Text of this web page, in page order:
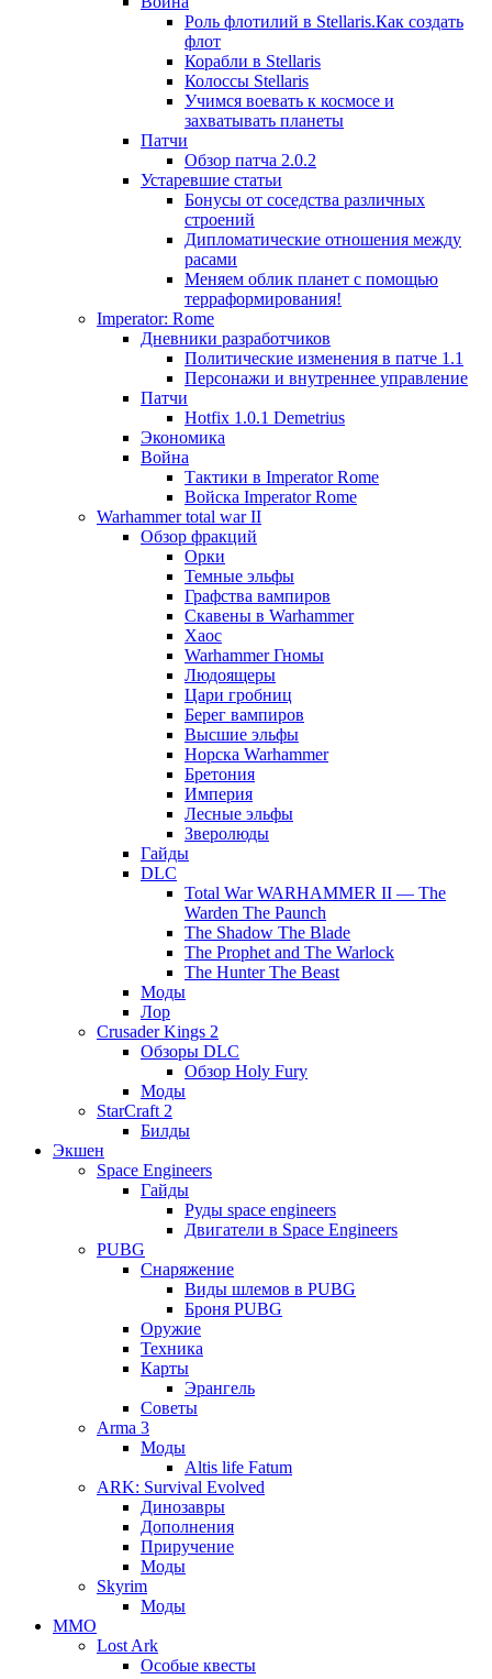
Роль флотилий в Stellaris.Как создать
флот
Корабли в Stellaris
Колоссы Stellaris
Учимся воевать к космосе и
захватывать планеты
Патчи
Обзор патча 2.0.2
Устаревшие статьи
Бонусы от соседства различных
строений
Дипломатические отношения между
расами
Меняем облик планет с помощью
терраформирования!
Imperator: Rome
Дневники разработчиков
Политические изменения в патче 1.1
Персонажи и внутреннее управление
Патчи
Hotfix 1.0.1 Demetrius
Экономика
Война
Тактики в Imperator Rome
Войска Imperator Rome
Warhammer total war II
Обзор фракций
Орки
Темные эльфы
Графства вампиров
Cкавены в Warhammer
Хаос
Warhammer Гномы
Людоящеры
Цари гробниц
Берег вампиров
Высшие эльфы
Норска Warhammer
Бретония
Империя
Лесные эльфы
Зверолюды
Гайды
DLC
Total War WARHAMMER II — The
Warden The Paunch
The Shadow The Blade
The Prophet and The Warlock
The Hunter The Beast
Моды
Лор
Crusader Kings 2
Обзоры DLC
Обзор Holy Fury
Моды
StarCraft 2
Билды
Экшен
Space Engineers
Гайды
Руды space engineers
Двигатели в Space Engineers
PUBG
Снаряжение
Виды шлемов в PUBG
Броня PUBG
Оружие
Техника
Карты
Эрангель
Советы
Arma 3
Моды
Altis life Fatum
ARK: Survival Evolved
Динозавры
Дополнения
Приручение
Моды
Skyrim
Моды
ММО
Lost Ark
Особые квесты